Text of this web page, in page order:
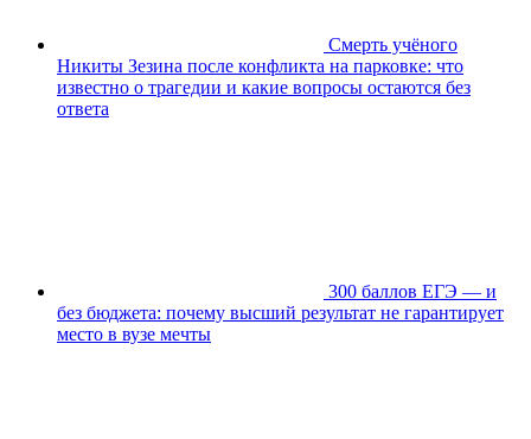
Смерть учёного
Никиты Зезина после конфликта на парковке: что
известно о трагедии и какие вопросы остаются без
ответа
300 баллов ЕГЭ — и
без бюджета: почему высший результат не гарантирует
место в вузе мечты